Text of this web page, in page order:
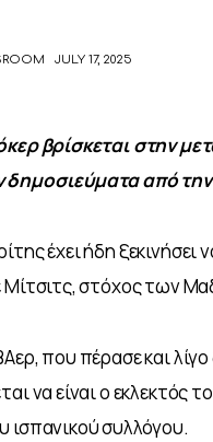
JULY 17, 2025
βρίσκεται στην
από την
έχει ήδη
Μίτσιτς, στόχος των
που πέρασε και
να είναι ο εκλεκτός
ισπανικού συλλόγου.